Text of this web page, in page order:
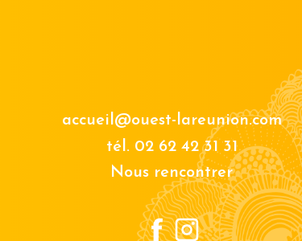
accueil@ouest-lareunion.com
tél. 02 62 42 31 31
Nous rencontrer